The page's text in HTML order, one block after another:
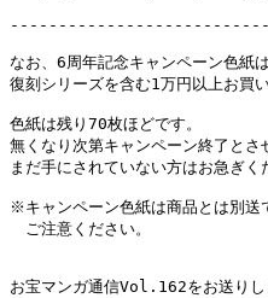
なお、6周年記念キャンペーン色紙
復刻シリーズを含む1万円以上お買
色紙は残り70枚ほどです。
無くなり次第キャンペーン終了とさ
まだ手にされていない方はお急ぎく
※キャンペーン色紙は商品とは別送
ご注意ください。
お宝マンガ通信Vol.162をお送りし